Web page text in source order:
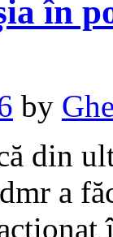
în
by
din
a